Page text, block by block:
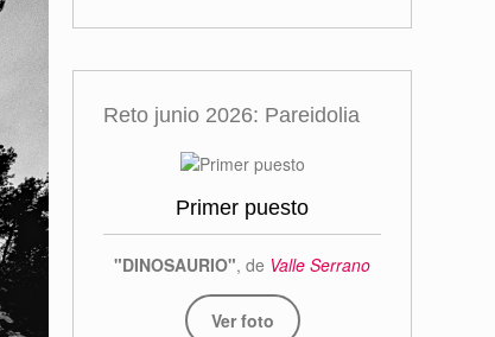
Reto junio 2026: Pareidolia
Primer puesto
"DINOSAURIO", de Valle Serrano
Ver foto